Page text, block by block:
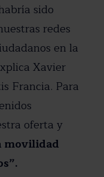
sido
redes
en la
Xavier
Francia. Para
oferta y
movilidad